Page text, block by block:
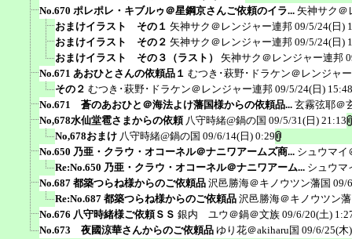
No.670 ポレポレ・キブルゥ＠星鋼京さんご依頼のイラ... 矢神サク＠
おまけイラスト その１ 矢神サク＠レンジャー連邦 09/5/24(日)
おまけイラスト その２ 矢神サク＠レンジャー連邦 09/5/24(日)
おまけイラスト その３（ラスト）
矢神サク＠レンジャー連邦
No.671 あおひとさんの依頼品１ むつき･萩野･ドラケン＠レンジャ
その２ むつき･萩野･ドラケン＠レンジャー連邦 09/5/24(日) 15:48
No.671 蒼のあおひと＠海法よけ藩国様からの依頼品... 玄霧弦耶＠
No,678水仙堂雹さまからの依頼 八守時緒@鍋の国 09/5/31(日) 21:13
No,678おまけ 八守時緒@鍋の国 09/6/14(日) 0:29
No.650 乃亜・クラウ・オコーネル＠ナニワアームズ商... シュウマイ
Re:No.650 乃亜・クラウ・オコーネル＠ナニワアーム... シュウマ
No.687 都築つらね様からのご依頼品 沢邑勝海＠キノウツン藩国 09/
Re:No.687 都築つらね様からのご依頼品 沢邑勝海＠キノウツン
No.676 八守時緒様ご依頼ＳＳ 銀内 ユウ＠鍋＠文族 09/6/20(土)
No.673 夜國涼華さんからのご依頼品 ゆり花＠akiharu国 09/6/25(木